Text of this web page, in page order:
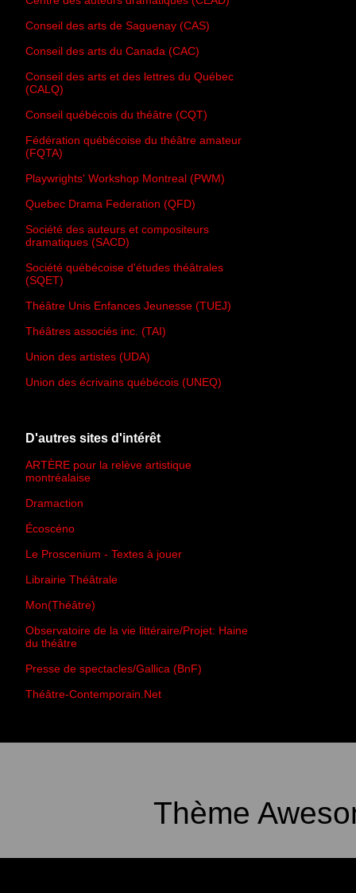
Conseil des arts de Saguenay (CAS)
Conseil des arts du Canada (CAC)
Conseil des arts et des lettres du Québec
(CALQ)
Conseil québécois du théâtre (CQT)
Fédération québécoise du théâtre amateur
(FQTA)
Playwrights' Workshop Montreal (PWM)
Quebec Drama Federation (QFD)
Société des auteurs et compositeurs
dramatiques (SACD)
Société québécoise d'études théâtrales
(SQET)
Théâtre Unis Enfances Jeunesse (TUEJ)
Théâtres associés inc. (TAI)
Union des artistes (UDA)
Union des écrivains québécois (UNEQ)
D'autres sites d'intérêt
ARTÈRE pour la relève artistique
montréalaise
Dramaction
Écoscéno
Le Proscenium - Textes à jouer
Librairie Théâtrale
Mon(Théâtre)
Observatoire de la vie littéraire/Projet: Haine
du théâtre
Presse de spectacles/Gallica (BnF)
Théâtre-Contemporain.Net
Thème